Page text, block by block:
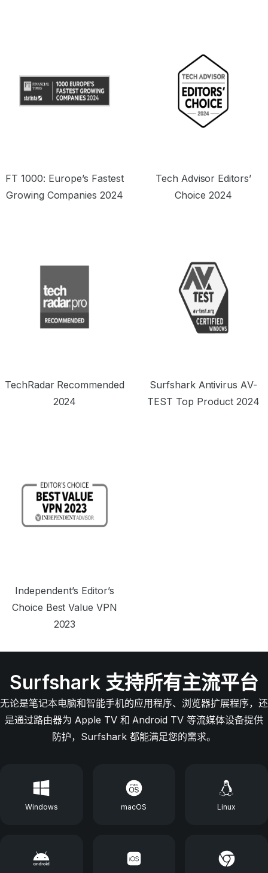
FT 1000: Europe’s Fastest
Growing Companies 2024
Tech Advisor Editors’
Choice 2024
TechRadar Recommended
2024
Surfshark Antivirus AV-
TEST Top Product 2024
Independent’s Editor’s
Choice Best Value VPN
2023
Surfshark 支持所有主流平台
无论是笔记本电脑和智能手机的应用程序、浏览器扩展程序，还
是通过路由器为 Apple TV 和 Android TV 等流媒体设备提供
防护，Surfshark 都能满足您的需求。
Windows macOS Linux